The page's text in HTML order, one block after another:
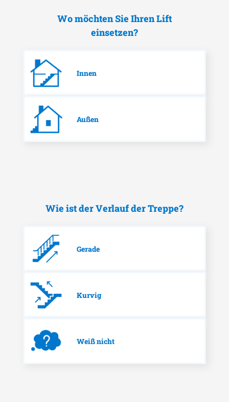
Wo möchten Sie Ihren Lift
einsetzen?
Innen
Außen
Wie ist der Verlauf der Treppe?
Gerade
Kurvig
Weiß nicht